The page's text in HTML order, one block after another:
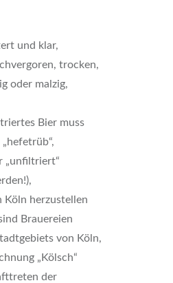
und klar,
trocken,
oder malzig,
Bier muss
„unfiltriert“
Köln herzustellen
Brauereien
von Köln,
„Kölsch“
der